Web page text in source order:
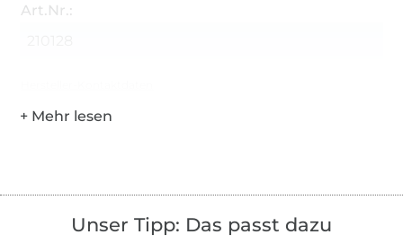
Art.Nr.:
Unser Tipp: Das passt dazu